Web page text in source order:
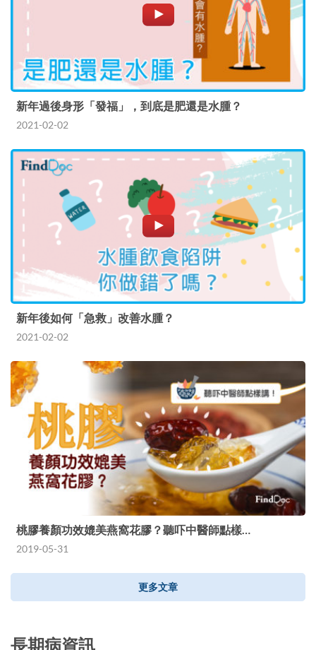
新年過後身形「發福」，到底是肥還是水腫？
2021-02-02
新年後如何「急救」改善水腫？
2021-02-02
桃膠養顏功效媲美燕窩花膠？聽吓中醫師點樣…
2019-05-31
更多文章
長期病資訊